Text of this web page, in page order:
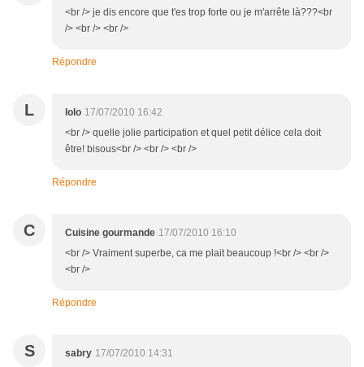
<br /> je dis encore que t'es trop forte ou je m'arrête là???<br
/> <br /> <br />
Répondre
L lolo 17/07/2010 16:42
<br /> quelle jolie participation et quel petit délice cela doit
être! bisous<br /> <br /> <br />
Répondre
C Cuisine gourmande 17/07/2010 16:10
<br /> Vraiment superbe, ca me plait beaucoup !<br /> <br />
<br />
Répondre
S sabry 17/07/2010 14:31